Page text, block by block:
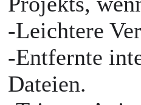
-Leichtere
-Entfernte
Dateien.